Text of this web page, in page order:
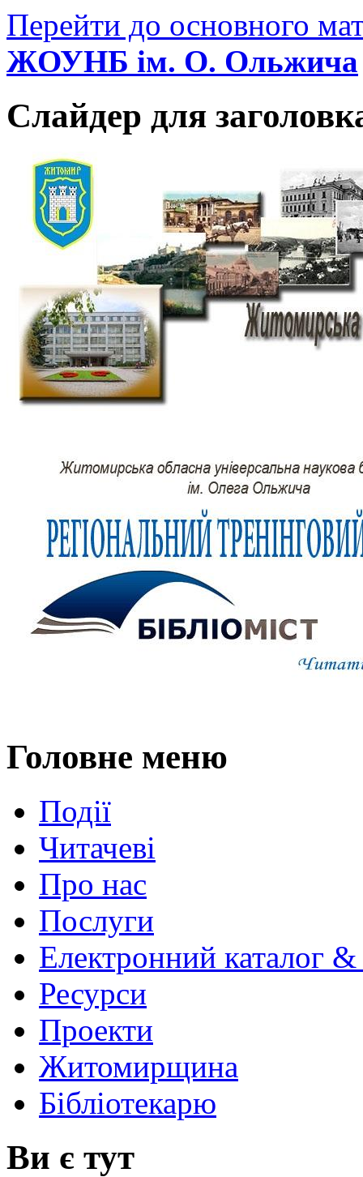
Перейти до основного
ЖОУНБ ім. О. Ольжича
Слайдер для
Головне меню
Події
Читачеві
Про нас
Послуги
Електронний каталог
Ресурси
Проекти
Житомирщина
Бібліотекарю
Ви є тут